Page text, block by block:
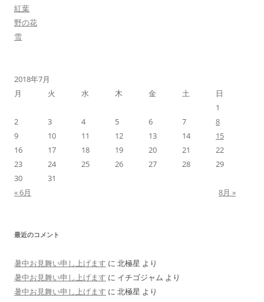
紅葉
野の花
雪
2018年7月
月
火 水 木 金 土
日
1
2
3 4 5 6 7
8
9
10 11 12 13 14
15
16
17 18 19 20 21
22
23
24 25 26 27 28
29
30
31
« 6月
8月 »
最近のコメント
暑中お見舞い申し上げます に 北極星 より
暑中お見舞い申し上げます に イチゴジャム より
暑中お見舞い申し上げます に 北極星 より